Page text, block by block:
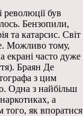
революції був
Бензопили,
та катарсис. Світ
Можливо тому,
часто дуже
Браян Де
з цим
Одна з найбільш
а
того, як впоратися